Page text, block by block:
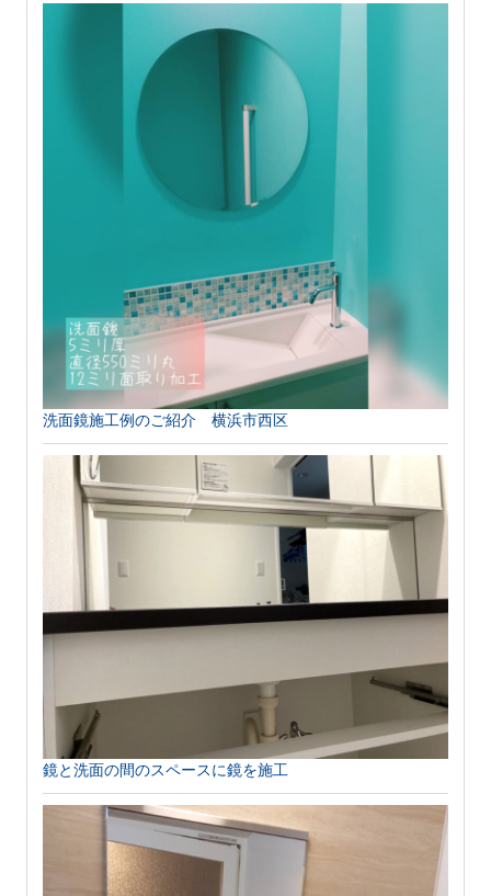
洗面鏡施工例のご紹介 横浜市西区
鏡と洗面の間のスペースに鏡を施工